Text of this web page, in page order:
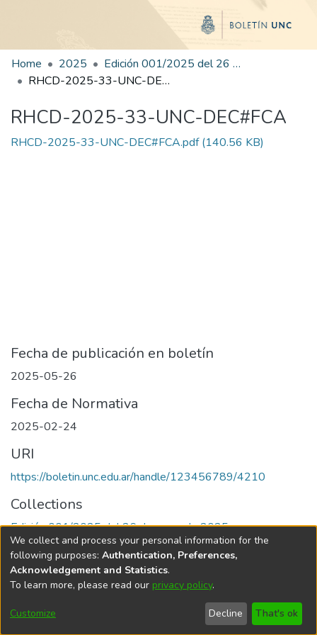
Home 2025
Edición 001/2025 del 26 de mayo de 2025
RHCD-2025-33-UNC-DEC#FCA
RHCD-2025-33-UNC-DEC#FCA
RHCD-2025-33-UNC-DEC#FCA.pdf(140.56 KB)
Fecha de publicación en boletín
2025-05-26
Fecha de Normativa
2025-02-24
URI
https://boletin.unc.edu.ar/handle/123456789/4210
Collections
Edición 001/2025 del 26 de mayo de 2025
Universidad Nacional de Córdoba
We collect and process your personal information for the
following purposes: Authentication, Preferences,
Acknowledgement and Statistics.
To learn more, please read our privacy policy.
Customize Decline That's ok